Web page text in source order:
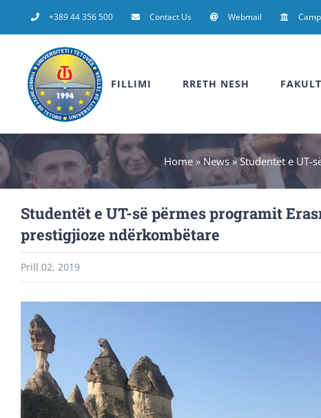
to
+389 44 356 500 Contact Us Webmail
FILLIMI RRETH NESH
Home»News»Studentët e UT-
Studentët e UT-së përmes programit
prestigjioze ndërkombëtare
Prill 02, 2019
View
Larger
Image